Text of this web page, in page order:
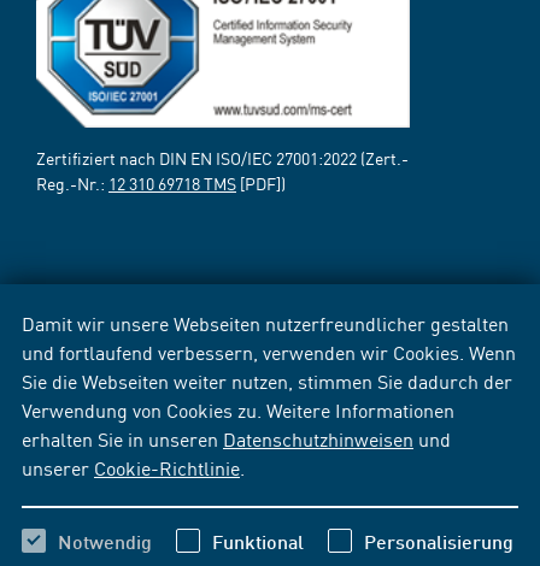
Damit wir unsere Webseiten nutzerfreundlicher gestalten
und fortlaufend verbessern, verwenden wir Cookies. Wenn
Sie die Webseiten weiter nutzen, stimmen Sie dadurch der
Verwendung von Cookies zu. Weitere Informationen
erhalten Sie in unseren Datenschutzhinweisen und
unserer Cookie-Richtlinie
Notwendig Funktional Personalisierung
Zertifiziert nach DIN EN ISO/IEC 27001:2022 (Zert.-
Reg.-Nr.: 12 310 69718 TMS [PDF])